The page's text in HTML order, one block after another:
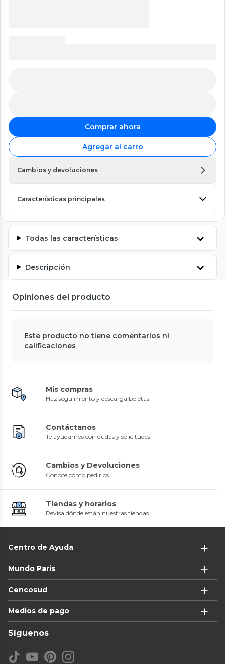
Comprar ahora
Agregar al carro
Cambios y devoluciones
Características principales
Todas las características
Descripción
Opiniones del producto
Este producto no tiene comentarios ni
calificaciones
Mis compras
Haz seguimiento y descarga boletas
Contáctanos
Te ayudamos con dudas y solicitudes
Cambios y Devoluciones
Conoce cómo pedirlos
Tiendas y horarios
Revisa dónde están nuestras tiendas
Centro de Ayuda
Mundo Paris
Cencosud
Medios de pago
Síguenos